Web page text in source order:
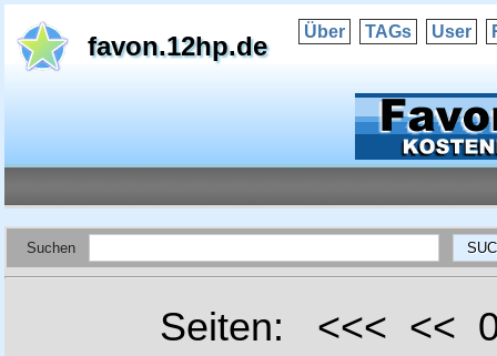
favon.12hp.de Über TAGs User
Suchen
Seiten: <<< <<